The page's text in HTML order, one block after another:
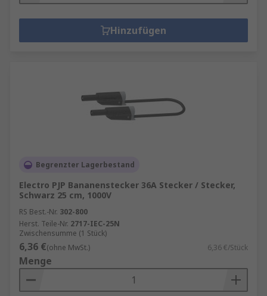
Hinzufügen
Begrenzter Lagerbestand
Electro PJP Bananenstecker 36A Stecker / Stecker,
Schwarz 25 cm, 1000V
RS Best.-Nr. 302-800
Herst. Teile-Nr. 2717-IEC-25N
Zwischensumme (1 Stück)
6,36 €(ohne MwSt.) 6,36 €/Stück
Menge